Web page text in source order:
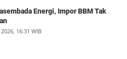
Energi, Impor BBM Tak
16:31 WIB